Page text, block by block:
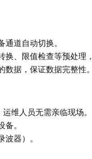
通道自动切换。
、限值检查等预处理
据，保证数据完整性。
维人员无需亲临现场。
。
器）。